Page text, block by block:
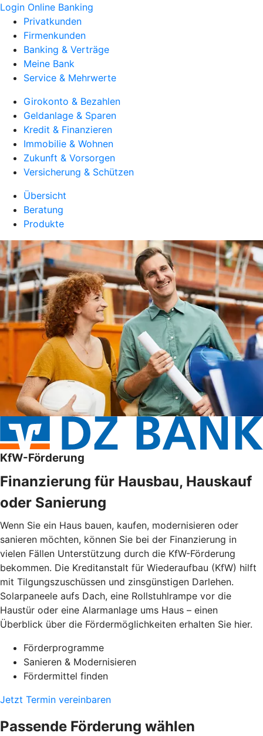
Login Online Banking
Privatkunden
Firmenkunden
Banking & Verträge
Meine Bank
Service & Mehrwerte
Girokonto & Bezahlen
Geldanlage & Sparen
Kredit & Finanzieren
Immobilie & Wohnen
Zukunft & Vorsorgen
Versicherung & Schützen
Übersicht
Beratung
Produkte
KfW-Förderung
Finanzierung für Hausbau, Hauskauf
oder Sanierung
Wenn Sie ein Haus bauen, kaufen, modernisieren oder
sanieren möchten, können Sie bei der Finanzierung in
vielen Fällen Unterstützung durch die KfW-Förderung
bekommen. Die Kreditanstalt für Wiederaufbau (KfW) hilft
mit Tilgungszuschüssen und zinsgünstigen Darlehen.
Solarpaneele aufs Dach, eine Rollstuhlrampe vor die
Haustür oder eine Alarmanlage ums Haus – einen
Überblick über die Fördermöglichkeiten erhalten Sie hier.
Förderprogramme
Sanieren & Modernisieren
Fördermittel finden
Jetzt Termin vereinbaren
Passende Förderung wählen